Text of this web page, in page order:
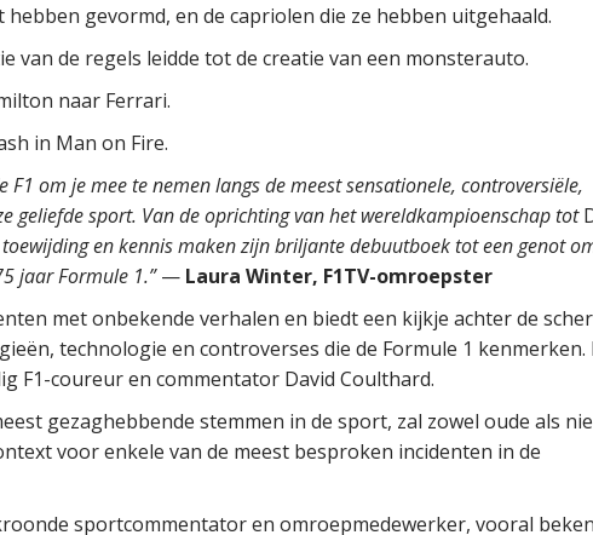
gevormd, en de capriolen die ze hebben uitgehaald.
van de regels leidde tot de creatie van een monsterauto.
naar Ferrari.
in Man on Fire.
F1 om je mee te nemen langs de meest sensationele, controversiële,
geliefde sport. Van de oprichting van het wereldkampioenschap tot
en kennis maken zijn briljante debuutboek tot een genot
jaar Formule 1.”— Laura Winter, F1TV-omroepster
met onbekende verhalen en biedt een kijkje achter de
technologie en controverses die de Formule 1 kenmerken.
F1-coureur en commentator David Coulthard.
gezaghebbende stemmen in de sport, zal zowel oude als
voor enkele van de meest besproken incidenten in de
sportcommentator en omroepmedewerker, vooral